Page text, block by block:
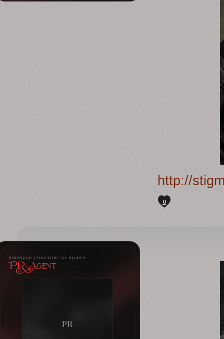
http://
0
поведаю сплетню за крюге
PR-Agent